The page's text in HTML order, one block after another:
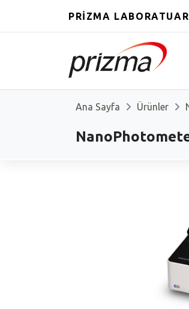
PRİZMA
Ana Sayfa Ürünler